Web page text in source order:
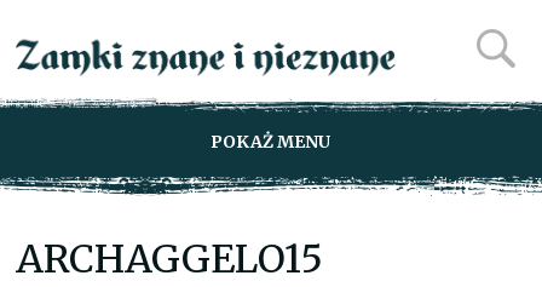
POKAŻ MENU
ARCHAGGELO15